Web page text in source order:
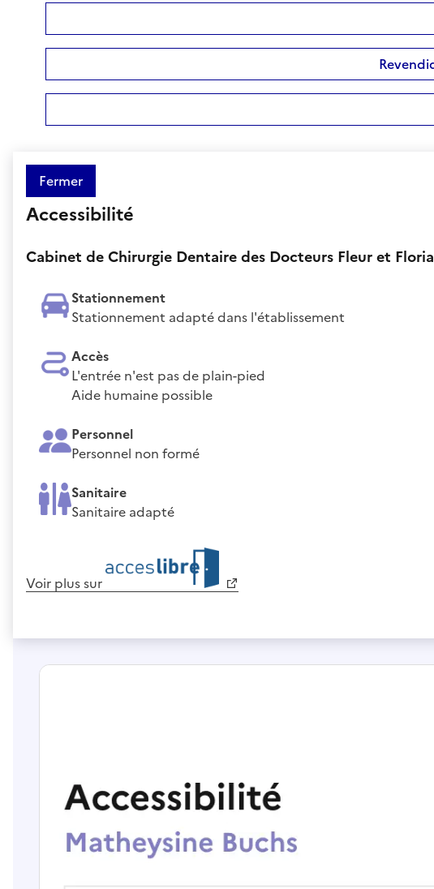
Fermer
Accessibilité
Cabinet de Chirurgie Dentaire des Docteurs Fleur et
Stationnement
Stationnement adapté dans l'établissement
Accès
L'entrée n'est pas de plain-pied
Aide humaine possible
Personnel
Personnel non formé
Sanitaire
Sanitaire adapté
Voir plus sur